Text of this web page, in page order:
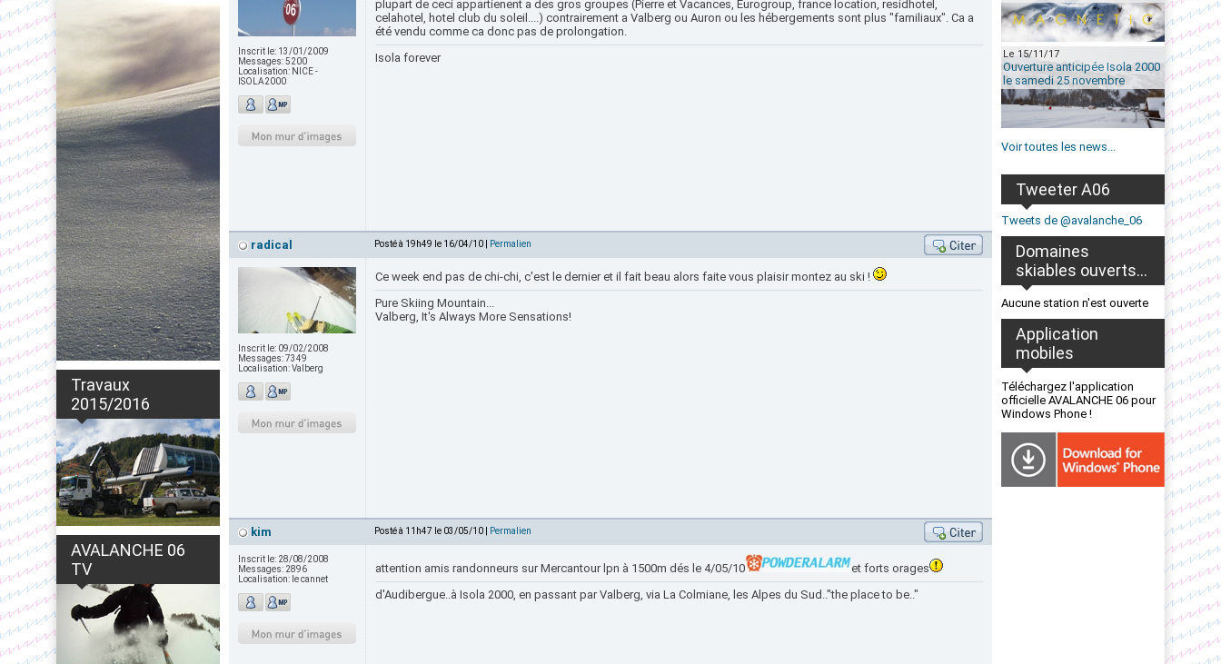
Travaux
2015/2016
AVALANCHE 06
TV
Inscrit le: 13/01/2009
Messages:5200
Localisation: NICE -
ISOLA2000
plupart de ceci appartienent a des gros groupes (Pierre et Vacances, Eurogroup, france location, residhotel,
celahotel, hotel club du soleil....) contrairement a Valberg ou Auron ou les hébergements sont plus "familiaux". Ca a
été vendu comme ca donc pas de prolongation.
Isola forever
radical Posté à 19h49 le 16/04/10 | Permalien
Inscrit le: 09/02/2008
Messages:7349
Localisation:Valberg
Ce week end pas de chi-chi, c'est le dernier et il fait beau alors faite vous plaisir montez au ski !
Pure Skiing Mountain...
Valberg, It's Always More Sensations!
kim Posté à 11h47 le 03/05/10 | Permalien
Inscrit le: 28/08/2008
Messages: 2896
Localisation: le cannet
attention amis randonneurs sur Mercantour lpn à 1500m dés le 4/05/10
et forts orages
d'Audibergue..à Isola 2000, en passant par Valberg, via La Colmiane, les Alpes du Sud.."the place to be.."
Le 15/11/17
Ouverture anticipée Isola 2000
le samedi 25 novembre
Voir toutes les news...
Tweeter A06
Tweets de @avalanche_06
Domaines
skiables ouverts...
Aucune station n'est ouverte
Application
mobiles
Téléchargez l'application
officielle AVALANCHE 06 pour
Windows Phone !